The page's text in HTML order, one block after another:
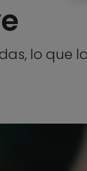
lo que la